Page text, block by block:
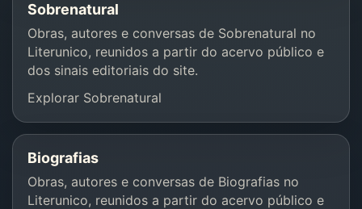
Sobrenatural
Obras, autores e conversas de Sobrenatural no
Literunico, reunidos a partir do acervo público e
dos sinais editoriais do site.
Explorar Sobrenatural
Biografias
Obras, autores e conversas de Biografias no
Literunico, reunidos a partir do acervo público e